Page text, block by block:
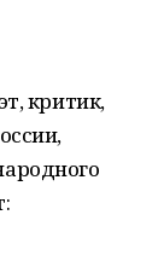
критик,